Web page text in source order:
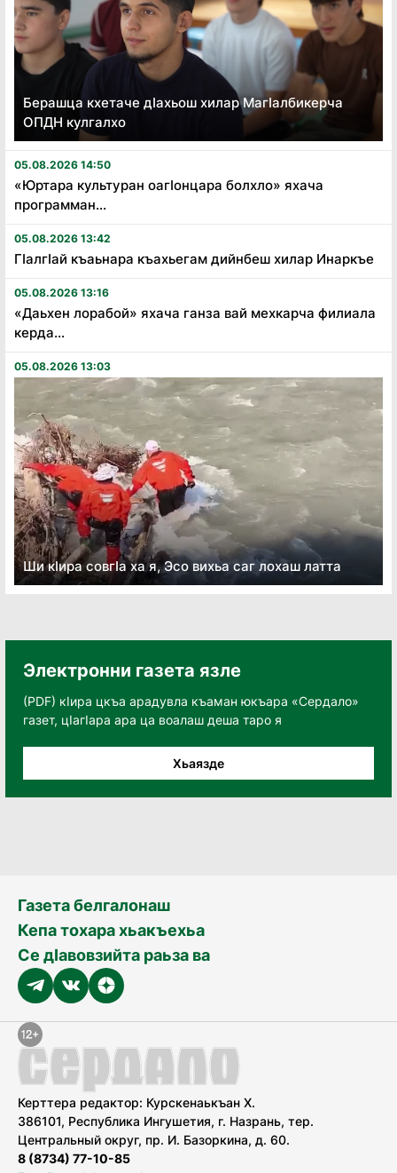
Берашца кхетаче дӏахьош хилар Магӏалбикерча
ОПДН кулгалхо
05.08.2026 14:50
«Юртара культуран оагӏонцара болхло» яхача
программан...
05.08.2026 13:42
Гӏалгӏай къаьнара къахьегам дийнбеш хилар Инаркъе
05.08.2026 13:16
«Даьхен лорабой» яхача ганза вай мехкарча филиала
керда...
05.08.2026 13:03
Ши кӏира совгӏа ха я, Эсо вихьа саг лохаш латта
Электронни газета язле
(PDF) кӀира цкъа арадувла къаман юкъара «Сердало»
газет, цӀагӀара ара ца воалаш деша таро я
Хьаязде
Газета белгалонаш
Кепа тохара хьакъехьа
Се дӀавовзийта раьза ва
Керттера редактор: Курскенаькъан Х.
386101, Республика Ингушетия, г. Назрань, тер.
Центральный округ, пр. И. Базоркина, д. 60.
8 (8734) 77-10-85